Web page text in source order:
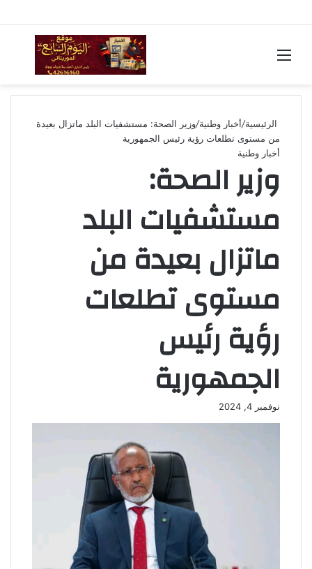
الرئيسية/أخبار وطنية/وزير الصحة: مستشفيات البلد ماتزال بعيدة
من مستوى تطلعات رؤية رئيس الجمهورية
أخبار وطنية
وزير الصحة:
مستشفيات البلد
ماتزال بعيدة من
مستوى تطلعات
رؤية رئيس
الجمهورية
نوفمبر 4, 2024